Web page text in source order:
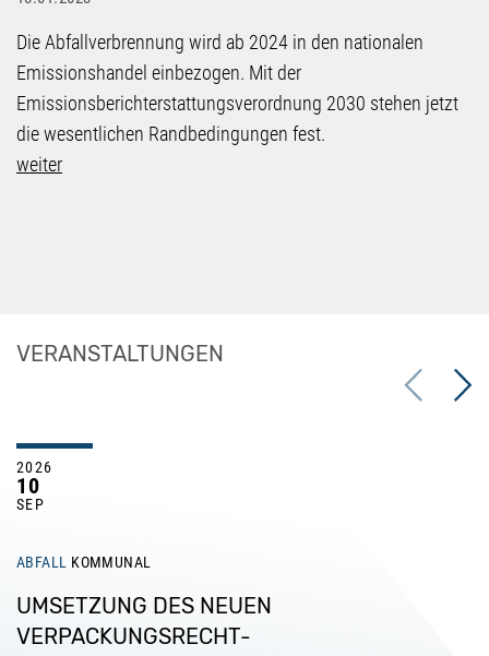
Die Abfallverbrennung wird ab 2024 in den nationalen
Emissionshandel einbezogen. Mit der
Emissionsberichterstattungsverordnung 2030 stehen jetzt
die wesentlichen Randbedingungen fest.
weiter
VERANSTALTUNGEN
Previous
2026
10
SEP
ABFALL KOMMUNAL
UMSETZUNG DES NEUEN
VERPACKUNGSRECHT-
Next